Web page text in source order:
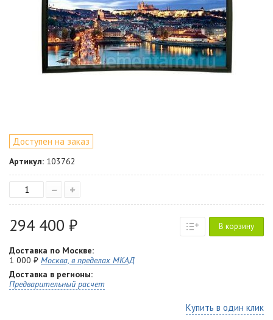
Доступен на заказ
Артикул: 103762
– +
294 400 ₽ В корзину
Доставка по Москве:
1 000 ₽ Москва, в пределах МКАД
Доставка в регионы:
Предварительный расчет
Купить в один клик